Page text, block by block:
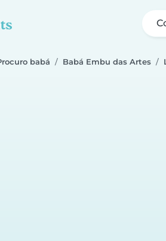
babá Babá Embu das Artes